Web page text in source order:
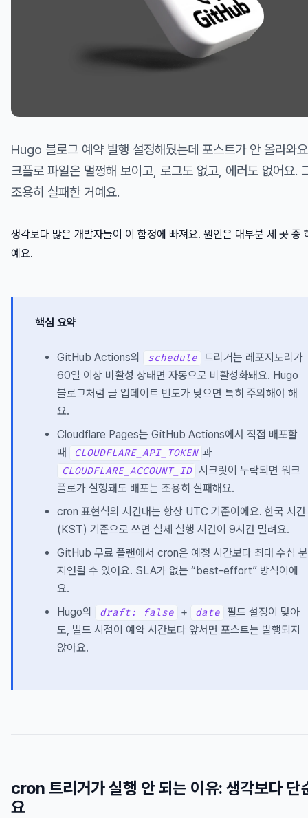
Hugo 블로그 예약 발행 설정해뒀는데 포스트가 안 올라와
크플로 파일은 멀쩡해 보이고, 로그도 없고, 에러도 없어요.
조용히 실패한 거예요.
생각보다 많은 개발자들이 이 함정에 빠져요. 원인은 대부분 세 곳 중
예요.
핵심 요약
GitHub Actions의 schedule
트리거는 레포지토리가
60일 이상 비활성 상태면 자동으로 비활성화돼요. Hugo
블로그처럼 글 업데이트 빈도가 낮으면 특히 주의해야 해
요.
Cloudflare Pages는 GitHub Actions에서 직접 배포할
때
CLOUDFLARE_API_TOKEN 과
CLOUDFLARE_ACCOUNT_ID
시크릿이 누락되면 워크
플로가 실행돼도 배포는 조용히 실패해요.
cron 표현식의 시간대는 항상 UTC 기준이에요. 한국 시간
(KST) 기준으로 쓰면 실제 실행 시간이 9시간 밀려요.
GitHub 무료 플랜에서 cron은 예정 시간보다 최대 수십 분
지연될 수 있어요. SLA가 없는 “best-effort” 방식이에
요.
Hugo의
draft: false + date
필드 설정이 맞아
도, 빌드 시점이 예약 시간보다 앞서면 포스트는 발행되지
않아요.
cron 트리거가 실행 안 되는 이유: 생각보다 단
요